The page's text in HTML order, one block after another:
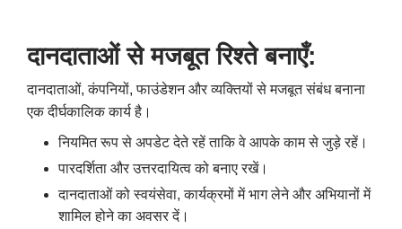
दानदाताओं से मजबूत रिश्ते बनाएँ:
दानदाताओं,कंपनियों,फाउंडेशन और व्यक्तियों से मजबूत संबंध बनाना
एक दीर्घकालिक कार्य है।
नियमित रूप से अपडेट देते रहें ताकि वे आपके काम से जुड़े रहें।
पारदर्शिता और उत्तरदायित्व को बनाए रखें।
दानदाताओं को स्वयंसेवा,कार्यक्रमों में भाग लेने और अभियानों में
शामिल होने का अवसर दें।